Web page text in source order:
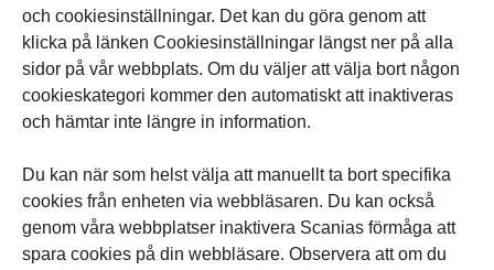
och cookiesinställningar. Det kan du göra genom att
klicka på länken Cookiesinställningar längst ner på alla
sidor på vår webbplats. Om du väljer att välja bort någon
cookieskategori kommer den automatiskt att inaktiveras
och hämtar inte längre in information.
Du kan när som helst välja att manuellt ta bort specifika
cookies från enheten via webbläsaren. Du kan också
genom våra webbplatser inaktivera Scanias förmåga att
spara cookies på din webbläsare. Observera att om du